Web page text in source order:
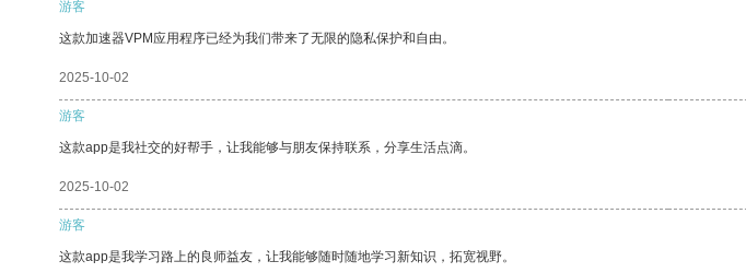
游客
这款加速器VPM应用程序已经为我们带来了无限的隐私保护和自由。
2025-10-02
游客
这款app是我社交的好帮手，让我能够与朋友保持联系，分享生活点滴。
2025-10-02
游客
这款app是我学习路上的良师益友，让我能够随时随地学习新知识，拓宽视野。